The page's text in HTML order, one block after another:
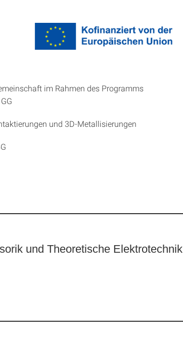
im Rahmen des Programms
und 3D-Metallisierungen
und Theoretische Elektrotechnik